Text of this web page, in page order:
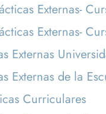
Externas-
Externas-
Externas
Externas de la
Curriculares